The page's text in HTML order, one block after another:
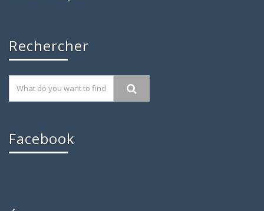
Rechercher
Facebook